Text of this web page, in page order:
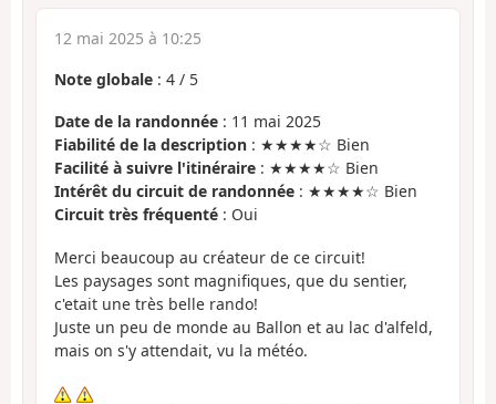
12 mai 2025 à 10:25
Note globale : 4 / 5
Date de la randonnée : 11 mai 2025
Fiabilité de la description : ★★★★☆ Bien
Facilité à suivre l'itinéraire : ★★★★☆ Bien
Intérêt du circuit de randonnée : ★★★★☆ Bien
Circuit très fréquenté : Oui
Merci beaucoup au créateur de ce circuit!
Les paysages sont magnifiques, que du sentier,
c'etait une très belle rando!
Juste un peu de monde au Ballon et au lac d'alfeld,
mais on s'y attendait, vu la météo.